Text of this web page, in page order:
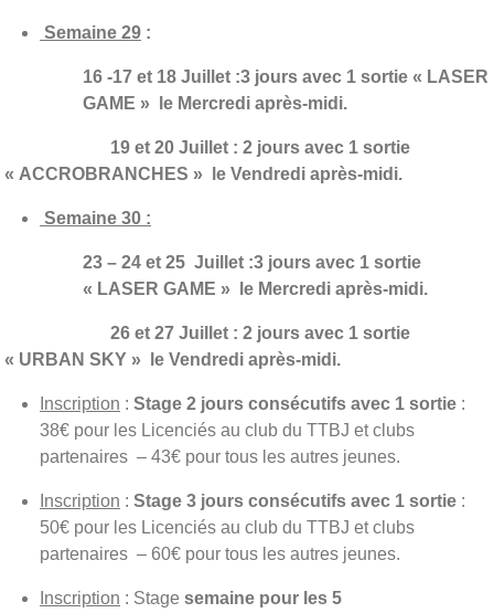
Semaine 29 :
16 -17 et 18 Juillet :3 jours avec 1 sortie « LASER
GAME » le Mercredi après-midi.
19 et 20 Juillet : 2 jours avec 1 sortie
« ACCROBRANCHES » le Vendredi après-midi.
Semaine 30 :
23 – 24 et 25 Juillet :3 jours avec 1 sortie
« LASER GAME » le Mercredi après-midi.
26 et 27 Juillet : 2 jours avec 1 sortie
« URBAN SKY » le Vendredi après-midi.
Inscription : Stage 2 jours consécutifs avec 1 sortie :
38€ pour les Licenciés au club du TTBJ et clubs
partenaires – 43€ pour tous les autres jeunes.
Inscription : Stage 3 jours consécutifs avec 1 sortie :
50€ pour les Licenciés au club du TTBJ et clubs
partenaires – 60€ pour tous les autres jeunes.
Inscription : Stage semaine pour les 5